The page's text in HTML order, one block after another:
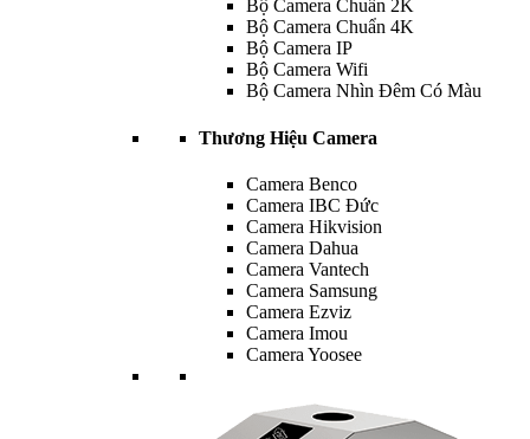
Bộ Camera Chuẩn 2K
Bộ Camera Chuẩn 4K
Bộ Camera IP
Bộ Camera Wifi
Bộ Camera Nhìn Đêm Có Màu
Thương Hiệu Camera
Camera Benco
Camera IBC Đức
Camera Hikvision
Camera Dahua
Camera Vantech
Camera Samsung
Camera Ezviz
Camera Imou
Camera Yoosee